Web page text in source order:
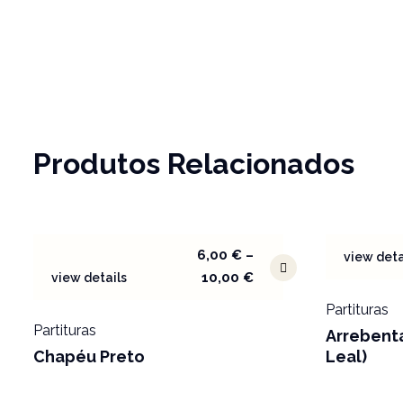
Produtos Relacionados
view details
6,00 €–
10,00 €
Partituras
Chapéu Preto
view
Partituras
Leal)